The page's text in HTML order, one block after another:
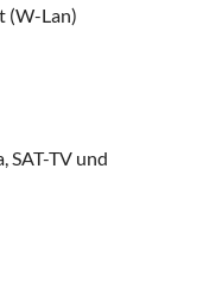
(W-Lan)
SAT-TV und